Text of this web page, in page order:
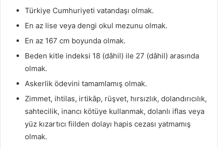
Türkiye Cumhuriyeti vatandaşı olmak.
En az lise veya dengi okul mezunu olmak.
En az 167 cm boyunda olmak.
Beden kitle indeksi 18 (dâhil) ile 27 (dâhil) arasında
olmak.
Askerlik ödevini tamamlamış olmak.
Zimmet, ihtilas, irtikâp, rüşvet, hırsızlık, dolandırıcılık,
sahtecilik, inancı kötüye kullanmak, dolanlı iflas veya
yüz kızartıcı fiilden dolayı hapis cezası yatmamış
olmak.